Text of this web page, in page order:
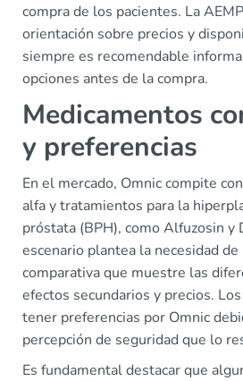
compra de los pacientes. La
orientación sobre precios y
siempre es recomendable
opciones antes de la compra.
Medicamentos
y preferencias
En el mercado, Omnic compite
alfa y tratamientos para la
próstata (BPH), como Alfuzosin y
escenario plantea la necesidad
comparativa que muestre las
efectos secundarios y precios.
tener preferencias por Omnic
percepción de seguridad que lo
Es fundamental destacar que